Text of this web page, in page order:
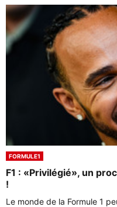
FORMULE1
F1 : «Privilégié», un
!
Le monde de la Formule 1